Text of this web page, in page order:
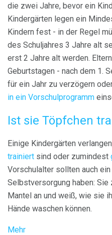
die zwei Jahre, bevor ein Kind
Kindergärten legen ein
Kindern fest - in der Regel
des Schuljahres 3 Jahre alt
erst 2 Jahre alt werden.
Geburtstagen - nach dem 1.
für ein Jahr zu verzögern
in ein Vorschulprogramm
Ist sie Töpfchen
Einige Kindergärten
trainiert sind oder zumindest
Vorschulalter sollten auch
Selbstversorgung haben: Sie
Mantel an und weiß, wie sie
Hände waschen können.
Mehr